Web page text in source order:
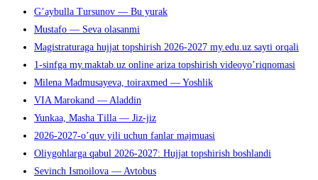
G’aybulla Tursunov — Bu yurak
Mustafo — Seva olasanmi
Magistraturaga hujjat topshirish 2026-2027 my.edu.uz sayti orqali
1-sinfga my.maktab.uz online ariza topshirish videoyo’riqnomasi
Milena Madmusayeva, toiraxmed — Yoshlik
VIA Marokand — Aladdin
Yunkaa, Masha Tilla — Jiz-jiz
2026-2027-o’quv yili uchun fanlar majmuasi
Oliygohlarga qabul 2026-2027: Hujjat topshirish boshlandi
Sevinch Ismoilova — Avtobus